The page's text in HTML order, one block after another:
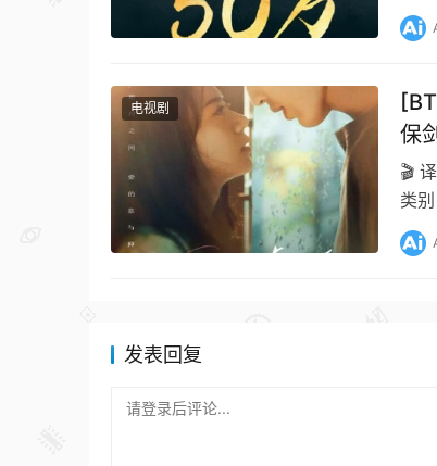
一围…
电视剧
保
🎬
类
发表回复
请登录后评论...